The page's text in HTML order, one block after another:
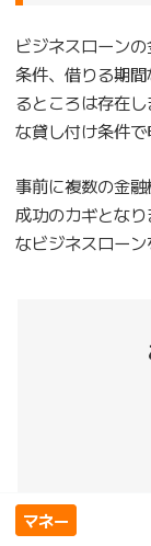
ビジネスローン
条件、借りる期
るところは存在
な貸し付け条件で
事前に複数の金
成功のカギとな
なビジネスローン
マネー